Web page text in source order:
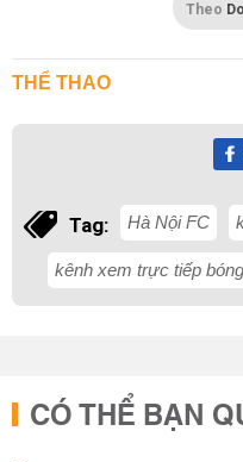
Theo
THỂ THAO
Tag: Hà Nội FC
kênh xem trực tiếp
CÓ THỂ BẠN